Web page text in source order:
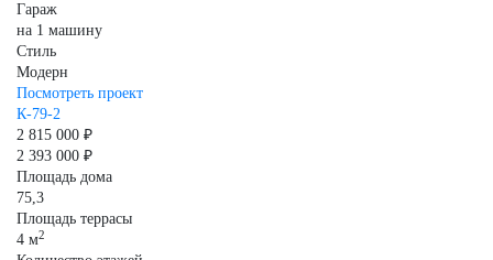
Гараж
на 1 машину
Стиль
Модерн
Посмотреть проект
К-79-2
2 815 000 ₽
2 393 000 ₽
Площадь дома
75,3
Площадь террасы
4 м2